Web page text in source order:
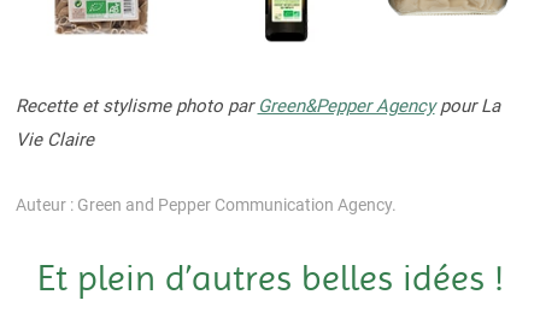
Recette et stylisme photo par Green&Pepper Agencypour La
Vie Claire
Auteur : Green and Pepper Communication Agency.
Et plein d’autres belles idées !